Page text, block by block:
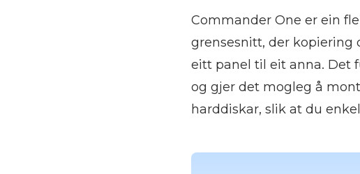
Commander One er ein
grensesnitt, der kopiering
eitt panel til eit anna. Det
og gjer det mogleg å
harddiskar, slik at du